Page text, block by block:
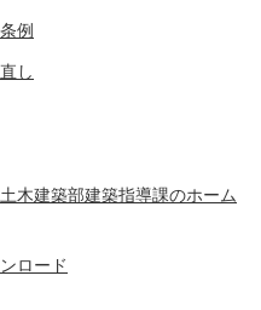
例
し
木建築部建築指導課のホーム
ロード